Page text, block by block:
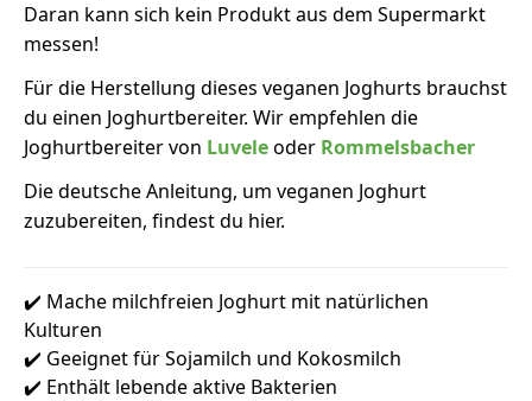
Daran kann sich kein Produkt aus dem Supermarkt
messen!
Für die Herstellung dieses veganen Joghurts brauchst
du einen Joghurtbereiter. Wir empfehlen die
Joghurtbereiter von Luveleoder Rommelsbacher
Die deutsche Anleitung, um veganen Joghurt
zuzubereiten, findest du hier.
✔️ Mache milchfreien Joghurt mit natürlichen
Kulturen
✔️ Geeignet für Sojamilch und Kokosmilch
✔️ Enthält lebende aktive Bakterien